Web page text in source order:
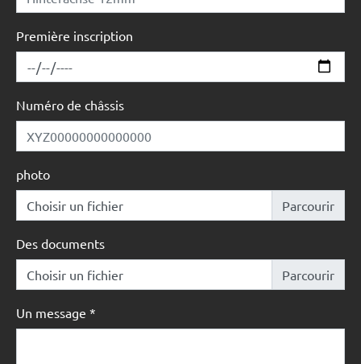
Première inscription
Numéro de châssis
photo
Choisir un fichier
Des documents
Choisir un fichier
Un message *